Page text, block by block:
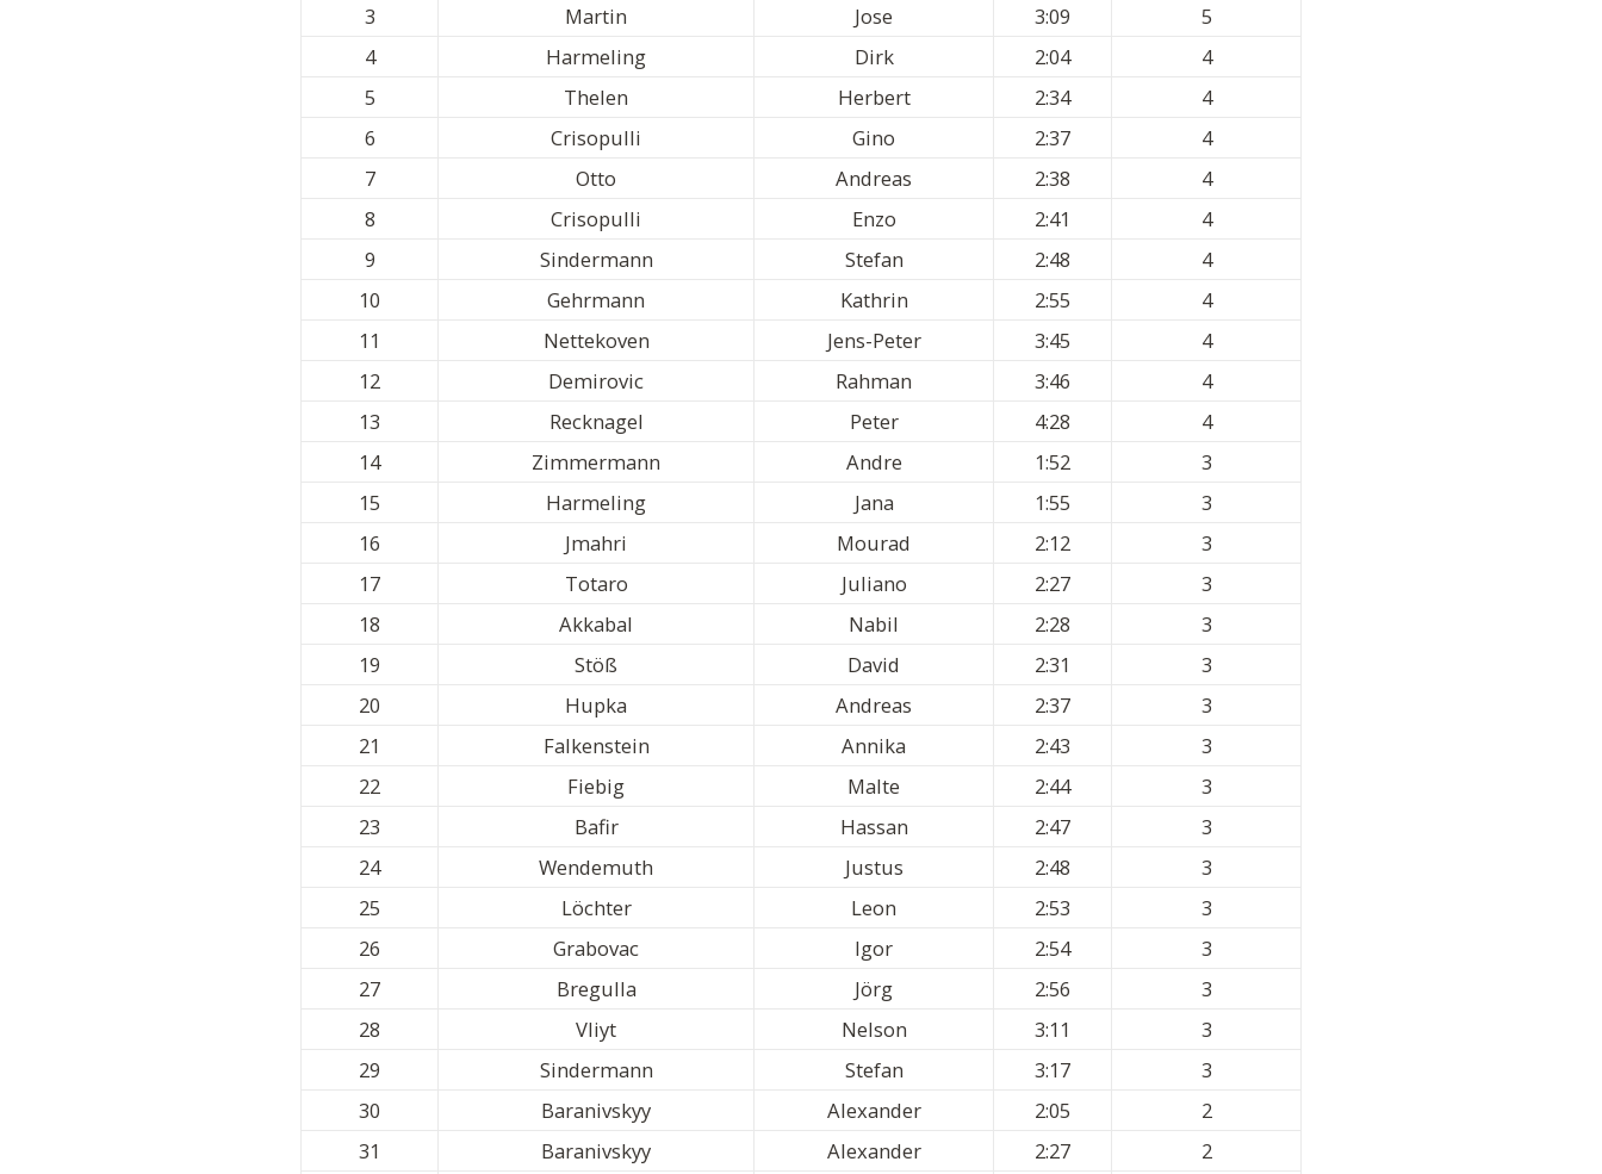
3
Martin Jose 3:09
5
4
Harmeling Dirk 2:04
4
5
Thelen Herbert 2:34
4
6
Crisopulli Gino 2:37
4
7
Otto Andreas 2:38
4
8
Crisopulli Enzo 2:41
4
9
Sindermann Stefan 2:48
4
10
Gehrmann Kathrin 2:55
4
11
Nettekoven Jens-Peter 3:45
4
12
Demirovic Rahman 3:46
4
13
Recknagel Peter 4:28
4
14
Zimmermann Andre 1:52
3
15
Harmeling Jana 1:55
3
16
Jmahri Mourad 2:12
3
17
Totaro Juliano 2:27
3
18
Akkabal Nabil 2:28
3
19
Stöß David 2:31
3
20
Hupka Andreas 2:37
3
21
Falkenstein Annika 2:43
3
22
Fiebig Malte 2:44
3
23
Bafir Hassan 2:47
3
24
Wendemuth Justus 2:48
3
25
Löchter Leon 2:53
3
26
Grabovac Igor 2:54
3
27
Bregulla Jörg 2:56
3
28
Vliyt Nelson 3:11
3
29
Sindermann Stefan 3:17
3
30
Baranivskyy Alexander 2:05
2
31
Baranivskyy Alexander 2:27
2